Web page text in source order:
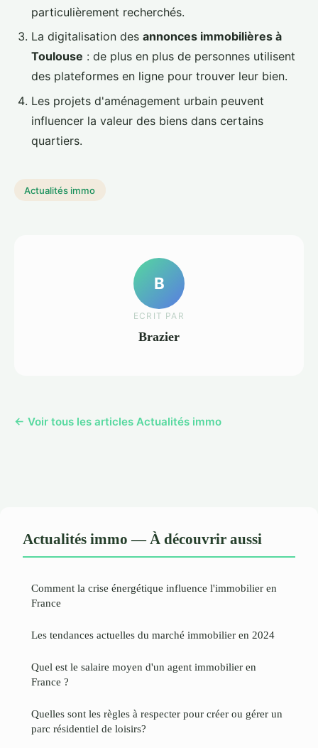
particulièrement recherchés.
La digitalisation des annonces immobilières à
Toulouse : de plus en plus de personnes utilisent
des plateformes en ligne pour trouver leur bien.
Les projets d'aménagement urbain peuvent
influencer la valeur des biens dans certains
quartiers.
Actualités immo
B
ECRIT PAR
Brazier
← Voir tous les articles Actualités immo
Actualités immo — À découvrir aussi
Comment la crise énergétique influence l'immobilier en
France
Les tendances actuelles du marché immobilier en 2024
Quel est le salaire moyen d'un agent immobilier en
France ?
Quelles sont les règles à respecter pour créer ou gérer un
parc résidentiel de loisirs?